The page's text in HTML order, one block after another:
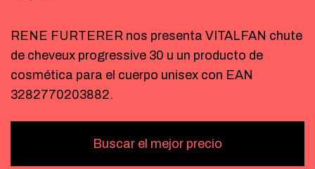
RENE FURTERER nos presenta VITALFAN chute
de cheveux progressive 30 u un producto de
cosmética para el cuerpo unisex con EAN
3282770203882.
Buscar el mejor precio